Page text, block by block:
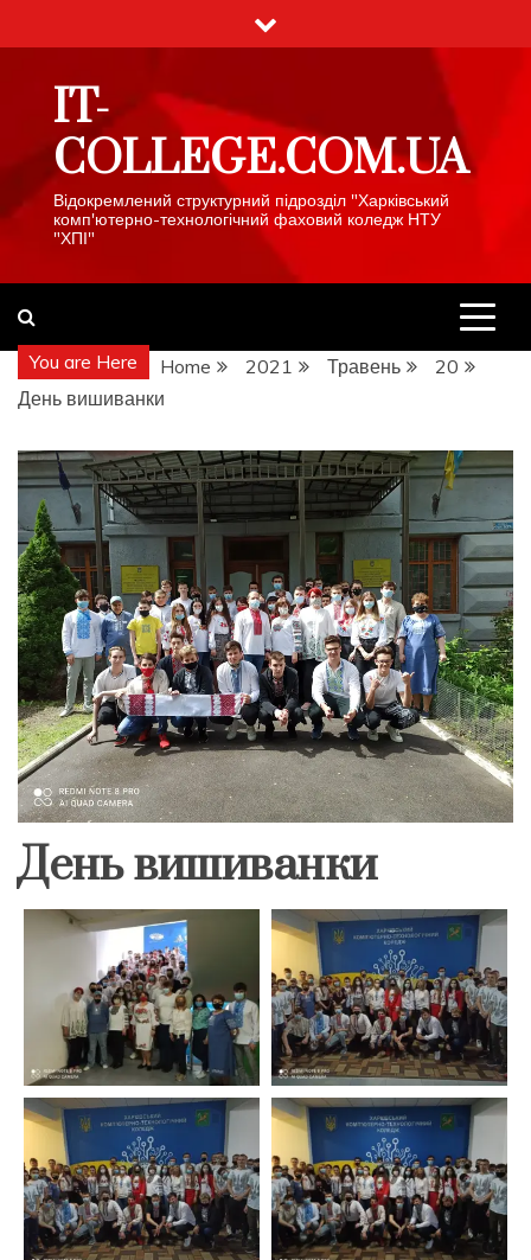
to
IT-
COLLEGE.COM.UA
Відокремлений структурний підрозділ "Харківський
комп'ютерно-технологічний фаховий коледж НТУ
"ХПІ"
You are Here Home 2021 Травень
20
День вишиванки
День вишиванки